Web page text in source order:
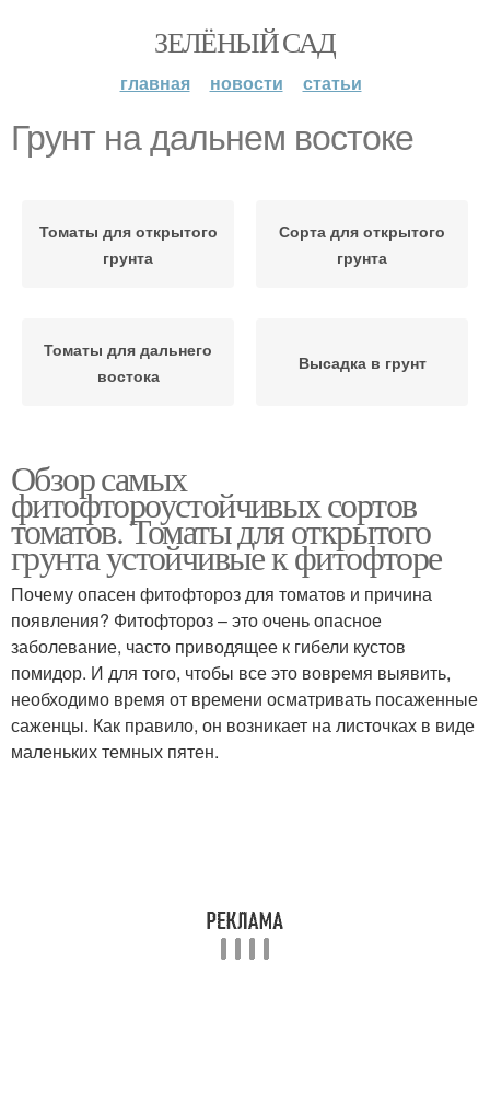
ЗЕЛЁНЫЙ САД
главная новости статьи
Грунт на дальнем востоке
Томаты для открытого
грунта
Сорта для открытого
грунта
Томаты для дальнего
востока
Высадка в грунт
Обзор самых
фитофтороустойчивых сортов
томатов. Томаты для открытого
грунта устойчивые к фитофторе
Почему опасен фитофтороз для томатов и причина
появления? Фитофтороз – это очень опасное
заболевание, часто приводящее к гибели кустов
помидор. И для того, чтобы все это вовремя выявить,
необходимо время от времени осматривать посаженные
саженцы. Как правило, он возникает на листочках в виде
маленьких темных пятен.